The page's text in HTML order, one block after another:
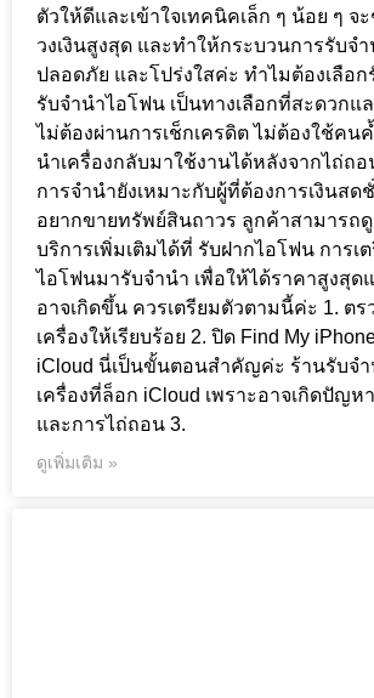
ตัวให้ดีและเข้าใจเทคนิคเล็ก ๆ น้อย ๆ จ
วงเงินสูงสุด และทำให้กระบวนการรับจ
ปลอดภัย และโปร่งใสค่ะ ทำไมต้องเลือ
รับจำนำไอโฟน เป็นทางเลือกที่สะดวกแล
ไม่ต้องผ่านการเช็กเครดิต ไม่ต้องใช้คน
นำเครื่องกลับมาใช้งานได้หลังจากไถ่ถ
การจำนำยังเหมาะกับผู้ที่ต้องการเงินสด
อยากขายทรัพย์สินถาวร ลูกค้าสามารถดู
บริการเพิ่มเติมได้ที่ รับฝากไอโฟน การเ
ไอโฟนมารับจำนำ เพื่อให้ได้ราคาสูงสุ
อาจเกิดขึ้น ควรเตรียมตัวตามนี้ค่ะ 1. ต
เครื่องให้เรียบร้อย 2. ปิด Find My
iCloud นี่เป็นขั้นตอนสำคัญค่ะ ร้านรับจำ
เครื่องที่ล็อก iCloud เพราะอาจเกิดปัญ
และการไถ่ถอน 3.
ดูเพิ่มเติม »